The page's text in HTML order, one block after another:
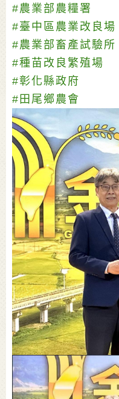
#農業部農糧署
#臺中區農業改良場
#農業部畜產試驗所
#種苗改良繁殖場
#彰化縣政府
#田尾鄉農會